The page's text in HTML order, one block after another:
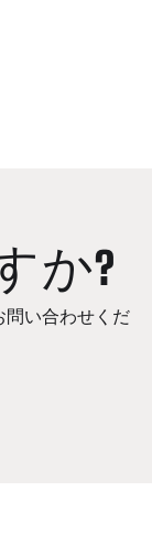
か?
問い合わせくだ